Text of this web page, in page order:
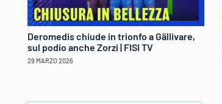
Deromedis chiude in trionfo a Gällivare,
sul podio anche Zorzi | FISI TV
29 MARZO 2026